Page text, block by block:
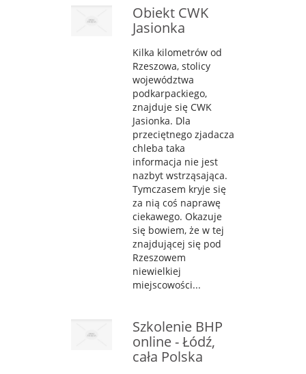
Obiekt CWK
Jasionka
Kilka kilometrów od
Rzeszowa, stolicy
województwa
podkarpackiego,
znajduje się CWK
Jasionka. Dla
przeciętnego zjadacza
chleba taka
informacja nie jest
nazbyt wstrząsająca.
Tymczasem kryje się
za nią coś naprawę
ciekawego. Okazuje
się bowiem, że w tej
znajdującej się pod
Rzeszowem
niewielkiej
miejscowości...
Szkolenie BHP
online - Łódź,
cała Polska